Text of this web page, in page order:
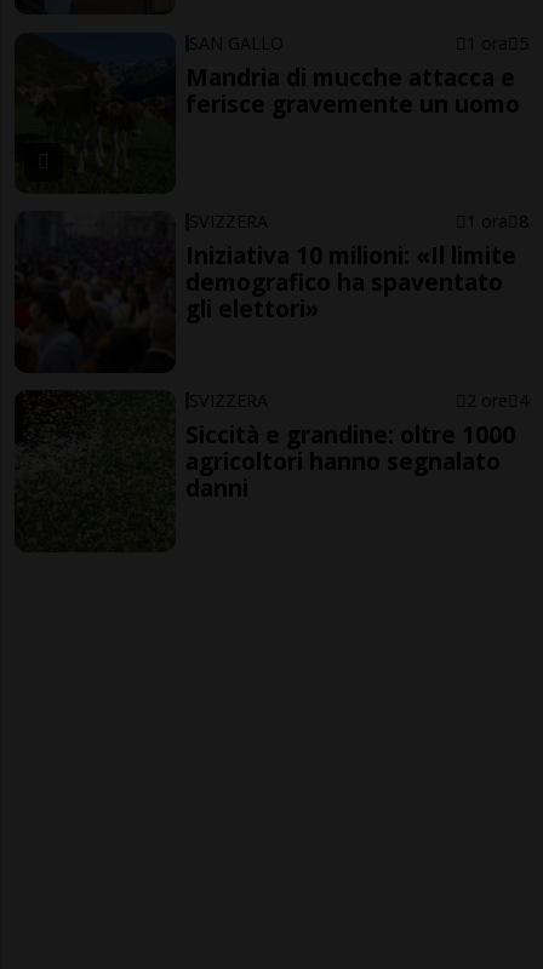
SAN GALLO 1 ora 5
Mandria di mucche attacca e
ferisce gravemente un uomo
SVIZZERA 1 ora 8
Iniziativa 10 milioni: «Il limite
demografico ha spaventato
gli elettori»
SVIZZERA 2 ore 4
Siccità e grandine: oltre 1000
agricoltori hanno segnalato
danni